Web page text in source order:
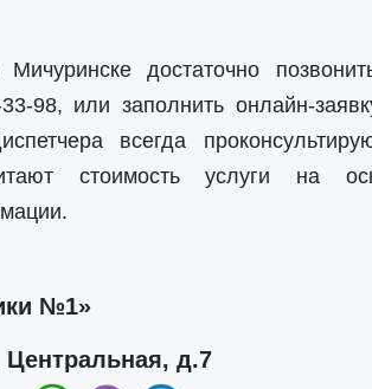
достаточно
98, или заполнить онлайн-
всегда
стоимость услуги на
№1»
Центральная, д.7